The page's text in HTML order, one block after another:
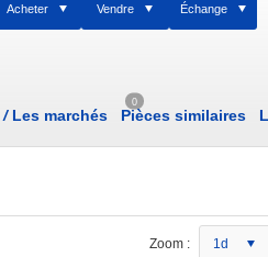
Acheter Vendre Échange
/Les marchés
0
Pièces similaires
Zoom : 1d